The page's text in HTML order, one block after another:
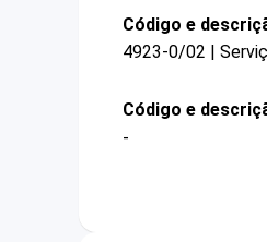
Código e
4923-0/02 |
Código e
-